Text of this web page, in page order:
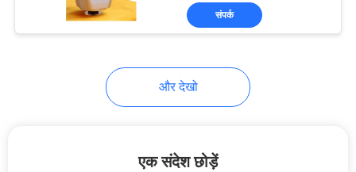
पैकेजिंग परीक्षण उपकरण
संपर्क
और देखो
एक संदेश छोड़ें